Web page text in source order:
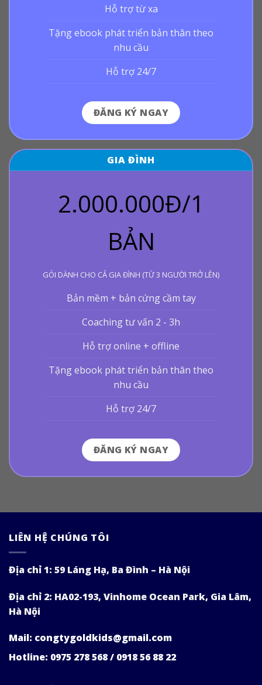
Hỗ trợ từ xa
Tặng ebook phát triển bản thân theo
nhu cầu
Hỗ trợ 24/7
ĐĂNG KÝ NGAY
GIA ĐÌNH
2.000.000Đ/1
BẢN
GÓI DÀNH CHO CẢ GIA ĐÌNH (TỪ 3 NGƯỜI TRỞ LÊN)
Bản mềm + bản cứng cầm tay
Coaching tư vấn 2 - 3h
Hỗ trợ online + offline
Tặng ebook phát triển bản thân theo
nhu cầu
Hỗ trợ 24/7
ĐĂNG KÝ NGAY
LIÊN HỆ CHÚNG TÔI
Địa chỉ 1: 59 Láng Hạ, Ba Đình – Hà Nội
Địa chỉ 2: HA02-193, Vinhome Ocean Park, Gia Lâm,
Hà Nội
Mail: congtygoldkids@gmail.com
Hotline: 0975 278 568 / 0918 56 88 22